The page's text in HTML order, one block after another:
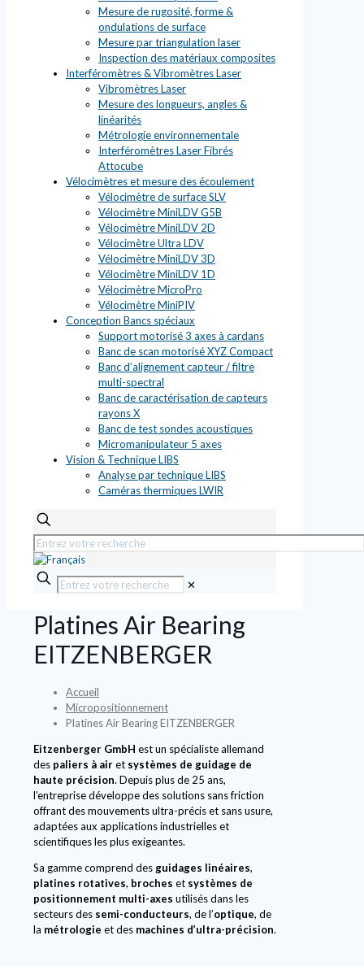
Mesure de rugosité, forme &
ondulations de surface
Mesure par triangulation laser
Inspection des matériaux composites
Interféromètres & Vibromètres Laser
Vibromètres Laser
Mesure des longueurs, angles &
linéarités
Métrologie environnementale
Interféromètres Laser Fibrés
Attocube
Vélocimètres et mesure des écoulement
Vélocimètre de surface SLV
Vélocimètre MiniLDV G5B
Vélocimètre MiniLDV 2D
Vélocimètre Ultra LDV
Vélocimètre MiniLDV 3D
Vélocimètre MiniLDV 1D
Vélocimètre MicroPro
Vélocimètre MiniPIV
Conception Bancs spéciaux
Support motorisé 3 axes à cardans
Banc de scan motorisé XYZ Compact
Banc d’alignement capteur / filtre
multi-spectral
Banc de caractérisation de capteurs
rayons X
Banc de test sondes acoustiques
Micromanipulateur 5 axes
Vision & Technique LIBS
Analyse par technique LIBS
Caméras thermiques LWIR
✕
Platines Air Bearing
EITZENBERGER
Accueil
Micropositionnement
Platines Air Bearing EITZENBERGER
Eitzenberger GmbH est un spécialiste allemand
des paliers à airet systèmes de guidage de
haute précision. Depuis plus de 25 ans,
l’entreprise développe des solutions sans friction
offrant des mouvements ultra-précis et sans usure,
adaptées aux applications industrielles et
scientifiques les plus exigeantes.
Sa gamme comprend des guidages linéaires,
platines rotatives, broches et systèmes de
positionnement multi-axes utilisés dans les
secteurs des semi-conducteurs, de l’optique, de
la métrologie et des machines d’ultra-précision.